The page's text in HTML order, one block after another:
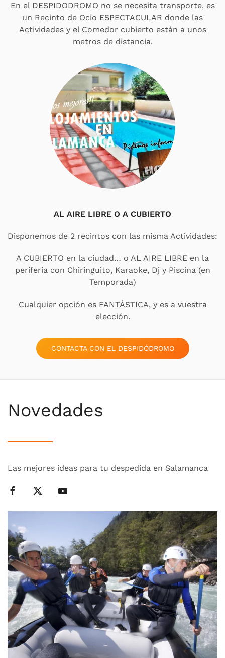
En el DESPIDODROMO no se necesita transporte, es
un Recinto de Ocio ESPECTACULAR donde las
Actividades y el Comedor cubierto están a unos
metros de distancia.
AL AIRE LIBRE O A CUBIERTO
Disponemos de 2 recintos con las misma Actividades:
A CUBIERTO en la ciudad… o AL AIRE LIBRE en la
periferia con Chiringuito, Karaoke, Dj y Piscina (en
Temporada)
Cualquier opción es FANTÁSTICA, y es a vuestra
elección.
CONTACTA CON EL DESPIDÓDROMO
Novedades
Las mejores ideas para tu despedida en Salamanca